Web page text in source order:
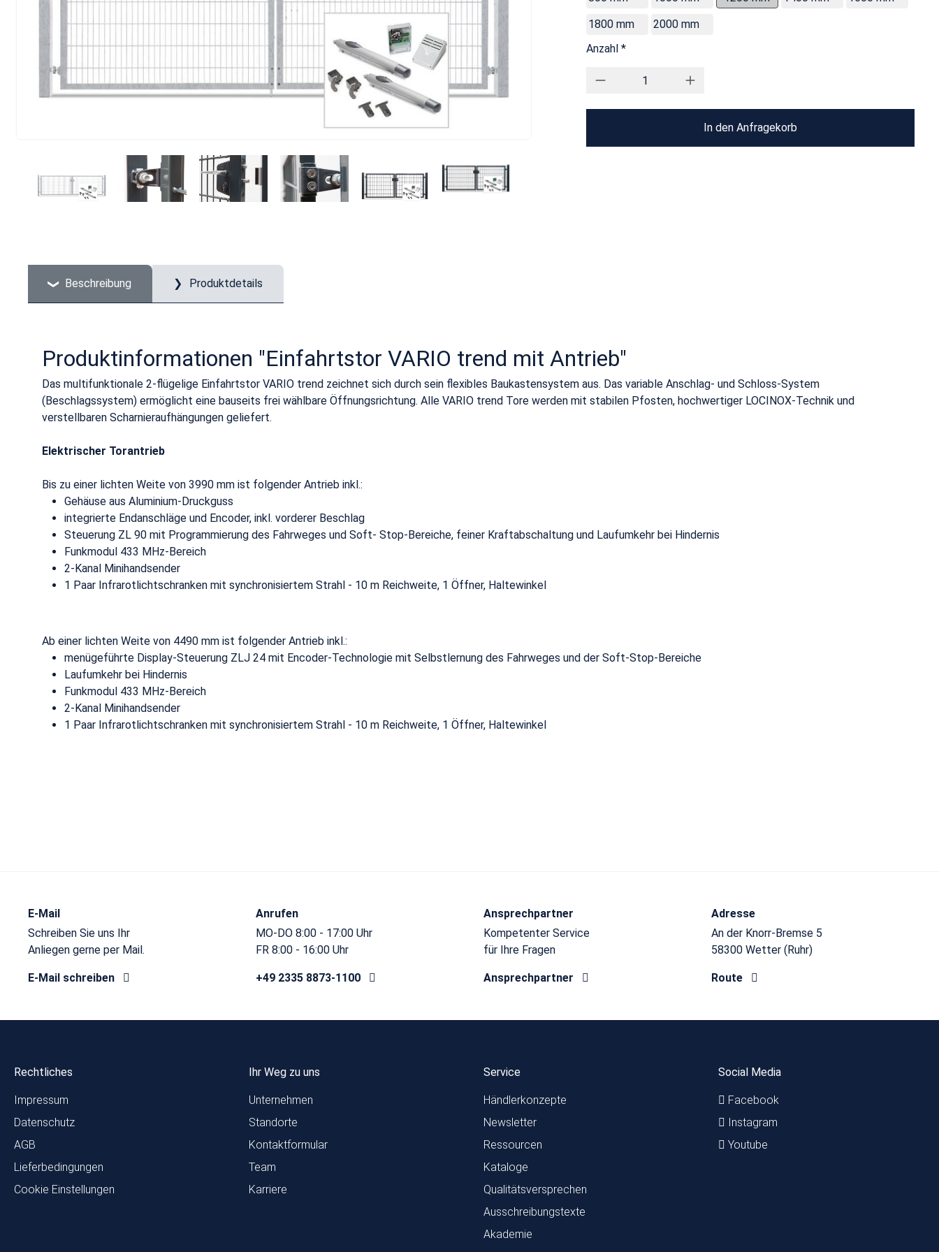
1800 mm
2000 mm
Anzahl *
In den Anfragekorb
Beschreibung Produktdetails
Produktinformationen "Einfahrtstor VARIO trend mit Antrieb"
Das multifunktionale 2-flügelige Einfahrtstor VARIO trend zeichnet sich durch sein flexibles Baukastensystem aus. Das variable Anschlag- und Schloss-System
(Beschlagssystem) ermöglicht eine bauseits frei wählbare Öffnungsrichtung. Alle VARIO trend Tore werden mit stabilen Pfosten, hochwertiger LOCINOX-Technik und
verstellbaren Scharnieraufhängungen geliefert.
Elektrischer Torantrieb
Bis zu einer lichten Weite von 3990 mm ist folgender Antrieb inkl.:
Gehäuse aus Aluminium-Druckguss
integrierte Endanschläge und Encoder, inkl. vorderer Beschlag
Steuerung ZL 90 mit Programmierung des Fahrweges und Soft- Stop-Bereiche, feiner Kraftabschaltung und Laufumkehr bei Hindernis
Funkmodul 433 MHz-Bereich
2-Kanal Minihandsender
1 Paar Infrarotlichtschranken mit synchronisiertem Strahl - 10 m Reichweite, 1 Öffner, Haltewinkel
Ab einer lichten Weite von 4490 mm ist folgender Antrieb inkl.:
menügeführte Display-Steuerung ZLJ 24 mit Encoder-Technologie mit Selbstlernung des Fahrweges und der Soft-Stop-Bereiche
Laufumkehr bei Hindernis
Funkmodul 433 MHz-Bereich
2-Kanal Minihandsender
1 Paar Infrarotlichtschranken mit synchronisiertem Strahl - 10 m Reichweite, 1 Öffner, Haltewinkel
E-Mail
Schreiben Sie uns Ihr
Anliegen gerne per Mail.
E-Mail schreiben
Anrufen
MO-DO 8:00 - 17:00 Uhr
FR 8:00 - 16:00 Uhr
+49 2335 8873-1100
Ansprechpartner
Kompetenter Service
für Ihre Fragen
Ansprechpartner
Adresse
An der Knorr-Bremse 5
58300 Wetter (Ruhr)
Route
Rechtliches
Impressum
Datenschutz
AGB
Lieferbedingungen
Cookie Einstellungen
Ihr Weg zu uns
Unternehmen
Standorte
Kontaktformular
Team
Karriere
Service
Händlerkonzepte
Newsletter
Ressourcen
Kataloge
Qualitätsversprechen
Ausschreibungstexte
Akademie
Social Media
Facebook
Instagram
Youtube